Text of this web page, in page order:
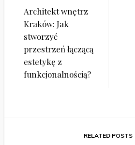
Nawigacja
wpisu
Architekt wnętrz
Kraków: Jak
stworzyć
przestrzeń łączącą
estetykę z
funkcjonalnością?
RELATED POSTS